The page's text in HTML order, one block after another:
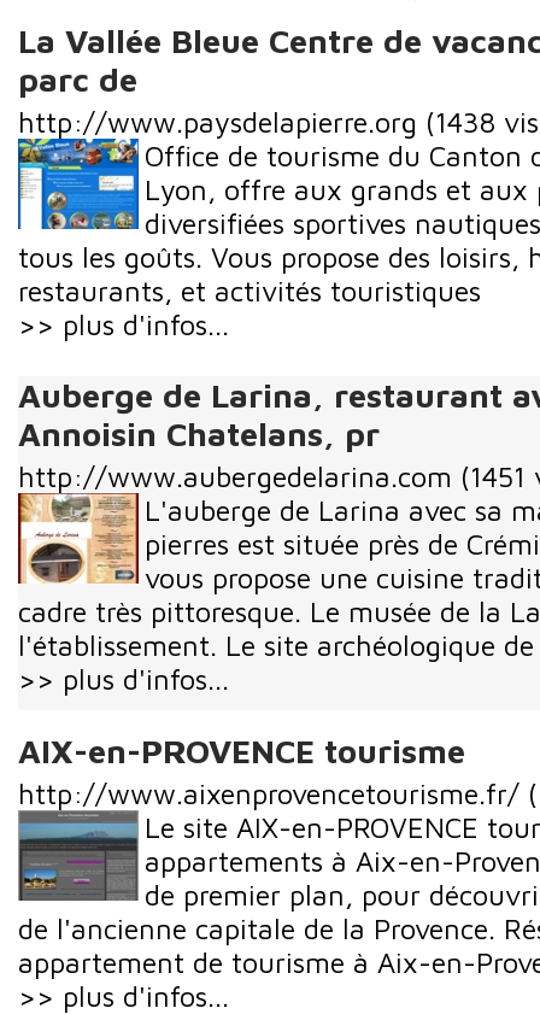
La Vallée Bleue Centre de
parc de
http://www.paysdelapierre.org (1438
Office de tourisme du Canton
Lyon, offre aux grands et aux
diversifiées sportives
tous les goûts. Vous propose des loisirs,
restaurants, et activités touristiques
>> plus d'infos...
Auberge de Larina, restaurant
Annoisin Chatelans, pr
http://www.aubergedelarina.com (1451
L'auberge de Larina avec sa
pierres est située près de
vous propose une cuisine
cadre très pittoresque. Le musée de la
l'établissement. Le site archéologique de
>> plus d'infos...
AIX-en-PROVENCE tourisme
http://www.aixenprovencetourisme.fr/
Le site AIX-en-PROVENCE
appartements à Aix-en-
de premier plan, pour
de l'ancienne capitale de la Provence.
appartement de tourisme à Aix-en-
>> plus d'infos...